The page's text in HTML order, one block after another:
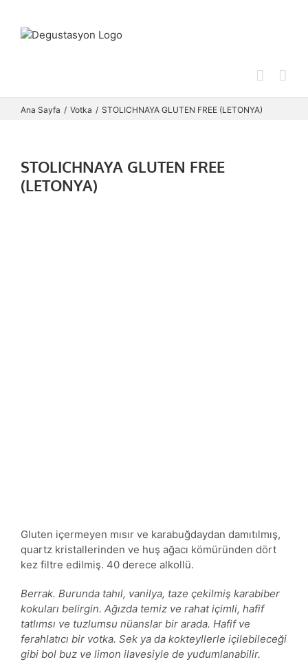
content
Ana Sayfa Votka STOLICHNAYA GLUTEN FREE (LETONYA)
STOLICHNAYA GLUTEN FREE
(LETONYA)
Gluten içermeyen mısır ve karabuğdaydan damıtılmış,
quartz kristallerinden ve huş ağacı kömüründen dört
kez filtre edilmiş. 40 derece alkollü.
Berrak. Burunda tahıl, vanilya, taze çekilmiş karabiber
kokuları belirgin. Ağızda temiz ve rahat içimli, hafif
tatlımsı ve tuzlumsu nüanslar bir arada. Hafif ve
ferahlatıcı bir votka. Sek ya da kokteyllerle içilebileceği
gibi bol buz ve limon ilavesiyle de yudumlanabilir.